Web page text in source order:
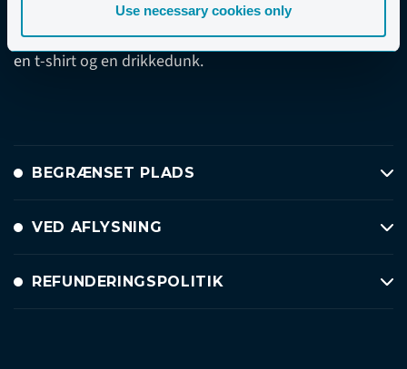
Use necessary cookies only
Prisen er 100 €, inklusive alle aktiviteter i programmet,
en t-shirt og en drikkedunk.
BEGRÆNSET PLADS
VED AFLYSNING
REFUNDERINGSPOLITIK